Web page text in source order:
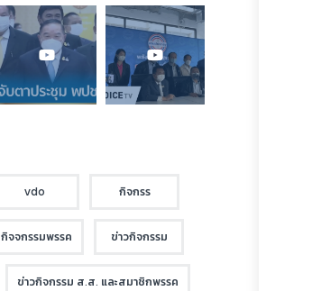
vdo กิจกรร
กิจจกรรมพรรค ข่าวกิจกรรม
ข่าวกิจกรรม ส.ส. และสมาชิกพรรค